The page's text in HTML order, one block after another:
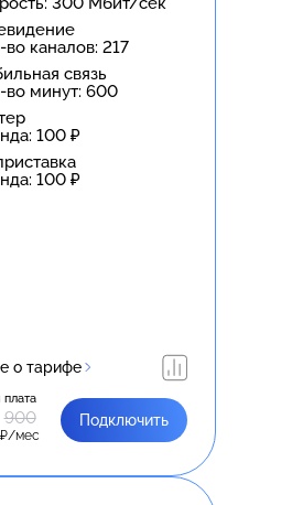
во каналов: 217
связь
во минут: 600
100 ₽
100 ₽
о тарифе
плата
900
₽/мес
Подключить